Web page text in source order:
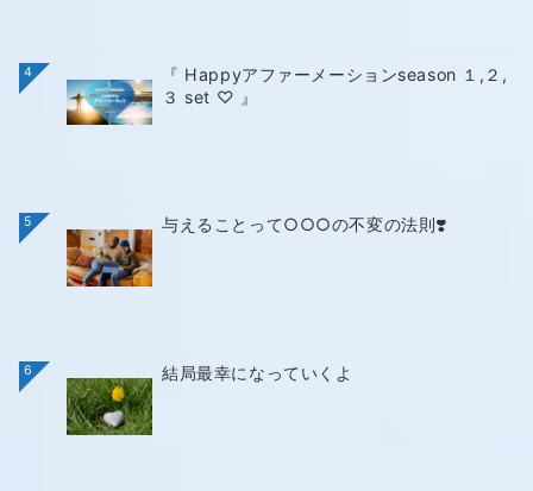
4
『 Happyアファーメーションseason １,２,
３ set ♡ 』
5 与えることって○○○の不変の法則❣️
6 結局最幸になっていくよ